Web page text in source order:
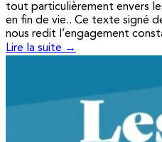
tout particulièrement envers
en fin de vie.. Ce texte signé
nous redit l’engagement
Lire la suite →